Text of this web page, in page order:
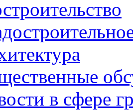
в сфере